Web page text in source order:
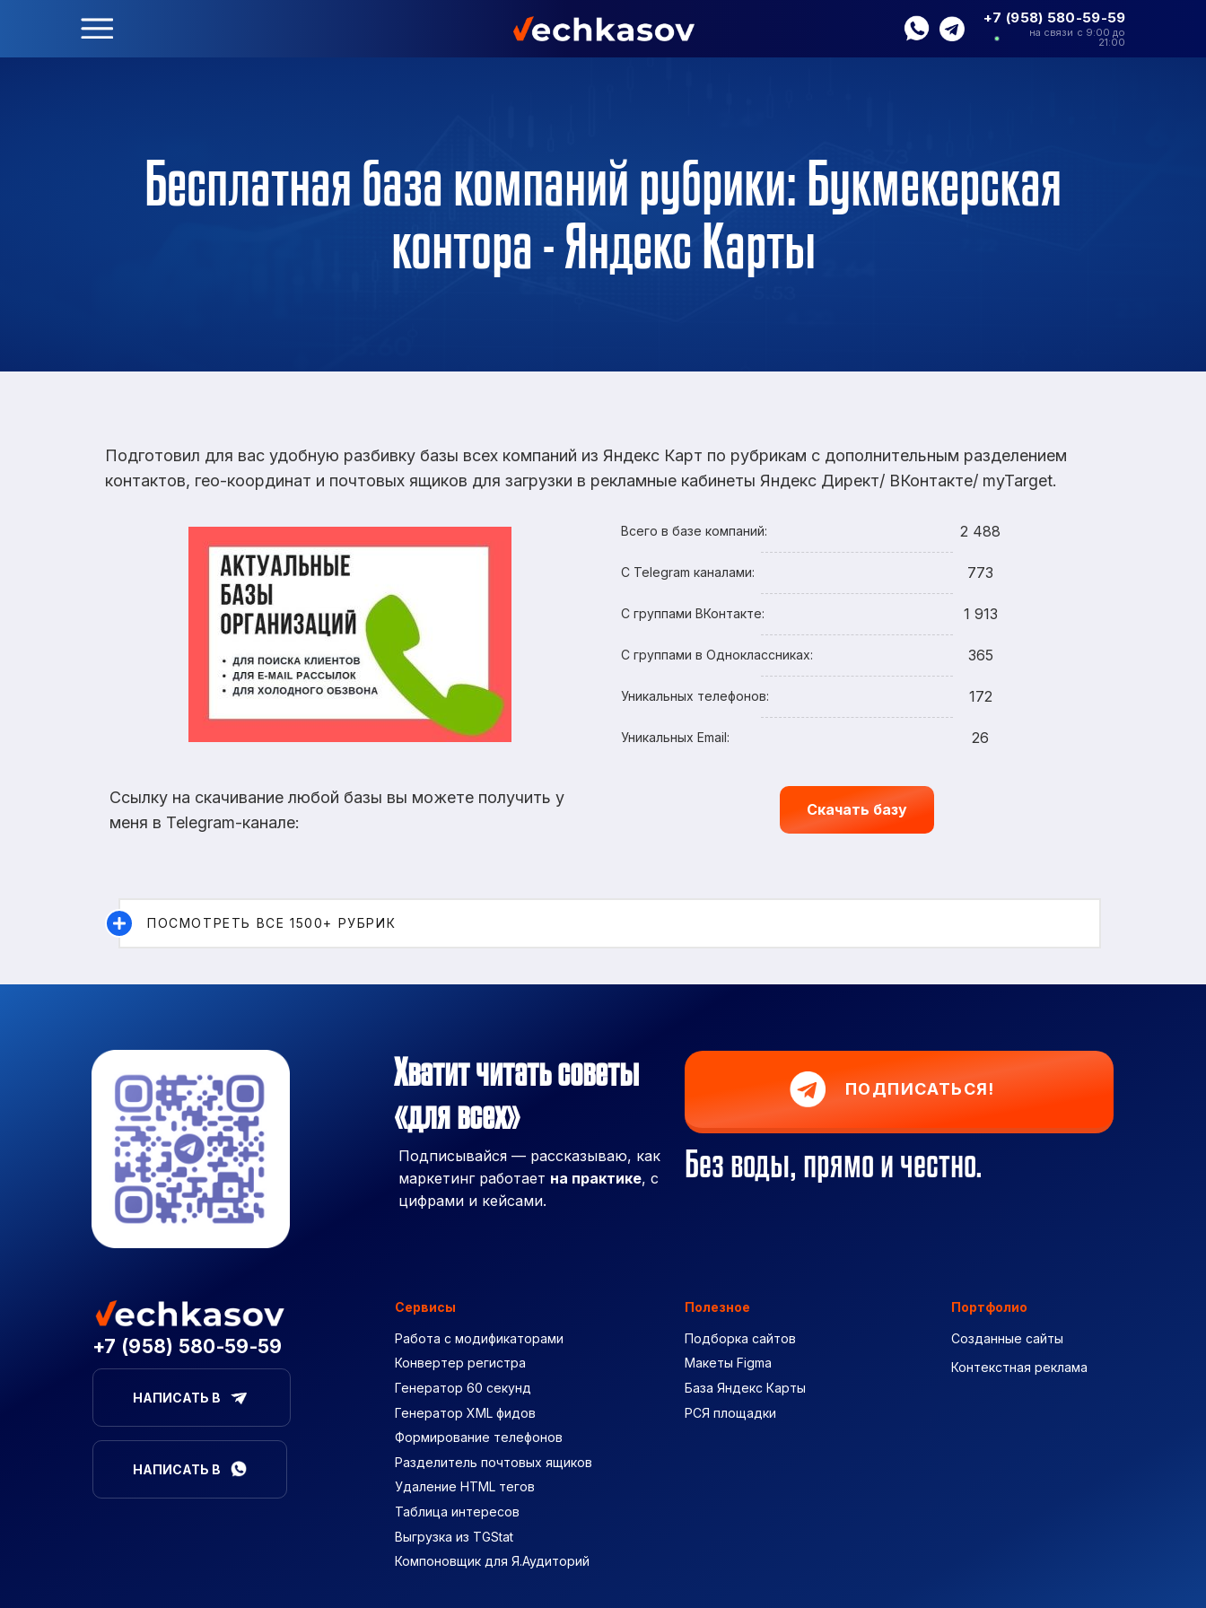
+7 (958) 580-59-59
на связи с 9:00 до
21:00
Бесплатная база компаний рубрики: Букмекерская
контора - Яндекс Карты
Подготовил для вас удобную разбивку базы всех компаний из Яндекс Карт по рубрикам с дополнительным разделением
контактов, гео-координат и почтовых ящиков для загрузки в рекламные кабинеты Яндекс Директ/ ВКонтакте/ myTarget.
Всего в базе компаний: 2 488
С Telegram каналами: 773
С группами ВКонтакте: 1 913
С группами в Одноклассниках: 365
Уникальных телефонов: 172
Уникальных Email: 26
Ссылку на скачивание любой базы вы можете получить у
меня в Telegram-канале:
Скачать базу
ПОСМОТРЕТЬ ВСЕ 1500+ РУБРИК
Хватит читать советы
«для всех»
Подписывайся — рассказываю, как
маркетинг работает на практике, с
цифрами и кейсами.
ПОДПИСАТЬСЯ!
Без воды, прямо и честно.
+7 (958) 580-59-59
НАПИСАТЬ В
НАПИСАТЬ В
Сервисы
Работа с модификаторами
Конвертер регистра
Генератор 60 секунд
Генератор XML фидов
Формирование телефонов
Разделитель почтовых ящиков
Удаление HTML тегов
Таблица интересов
Выгрузка из TGStat
Компоновщик для Я.Аудиторий
Полезное
Подборка сайтов
Макеты Figma
База Яндекс Карты
РСЯ площадки
Портфолио
Созданные сайты
Контекстная реклама